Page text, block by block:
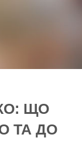
ЩО
ТА ДО